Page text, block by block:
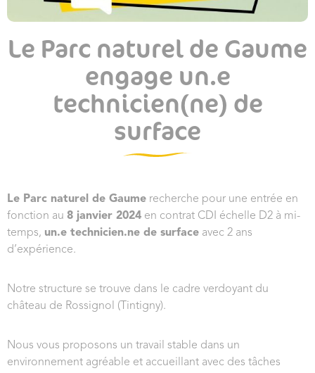
Le Parc naturel de Gaume
engage un.e
technicien(ne) de
surface
Le Parc naturel de Gaume recherche pour une entrée en
fonction au 8 janvier 2024 en contrat CDI échelle D2 à mi-
temps, un.e technicien.ne de surface avec 2 ans
d’expérience.
Notre structure se trouve dans le cadre verdoyant du
château de Rossignol (Tintigny).
Nous vous proposons un travail stable dans un
environnement agréable et accueillant avec des tâches